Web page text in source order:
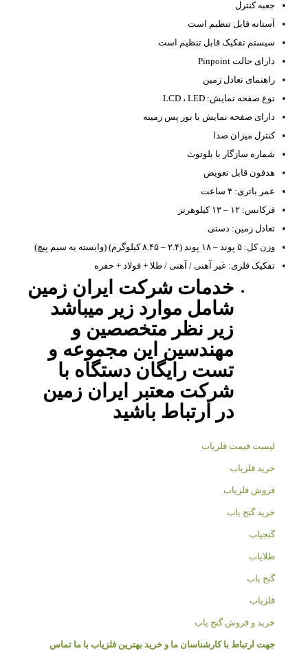
جعبه کنترل
آستانه قابل تنظیم است
سیستم تفکیک قابل تنظیم است
دارای حالت Pinpoint
راهنمای تعادل زمین
نوع صفحه نمایش: LCD ، LED
دارای صفحه نمایش با نور پس زمینه
کنترل میزان صدا
شماره سازگار با بلوتوث
هدفون قابل تعویض
عمر باتری: ۴ ساعت
فرکانس: ۱۲ – ۱۳ کیلوهرتز
تعادل زمین: دستی
وزن کل: ۵ پوند – ۱۸ پوند (۲.۴ – ۸.۴۵ کیلوگرم) (وابسته به سیم پیچ)
تفکیک فلزی: غیر آهنی / آهنی / طلا + فولاد + حفره
خدمات شرکت ایران زمین
شامل موارد زیر میباشد
زیر نظر متخصصین و
مهندسین این مجموعه و
تست رایگان دستگاه با
شرکت معتبر ایران زمین
در ارتباط باشید
لیست قیمت فلزیاب
خرید فلزیاب
فروش فلزیاب
خرید گنج یاب
گنجیاب
طلایاب
گنج یاب
فلزیاب
خرید و فروش گنج یاب
جهت ارتباط با کارشناسان ما و خرید بهترین فلزیاب با ما تماس